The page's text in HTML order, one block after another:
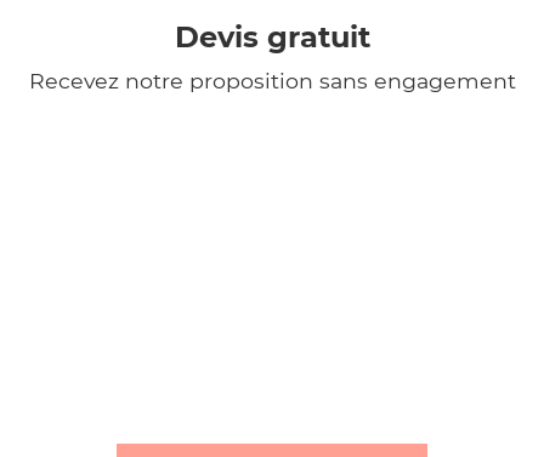
Devis gratuit
Recevez notre proposition sans engagement